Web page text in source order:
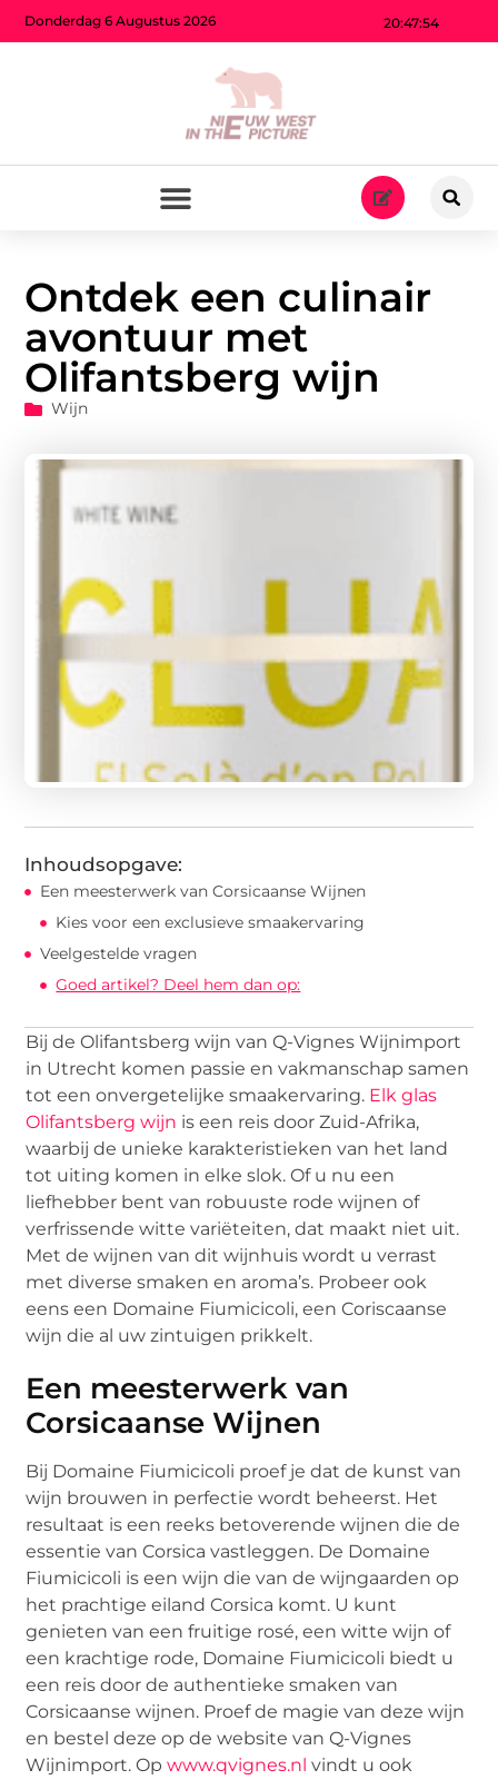
20:47:54
Donderdag 6 Augustus 2026
Ontdek een culinair
avontuur met
Olifantsberg wijn
Wijn
Inhoudsopgave:
Een meesterwerk van Corsicaanse Wijnen
Kies voor een exclusieve smaakervaring
Veelgestelde vragen
Goed artikel? Deel hem dan op:
Bij de Olifantsberg wijn van Q-Vignes Wijnimport
in Utrecht komen passie en vakmanschap samen
tot een onvergetelijke smaakervaring. Elk glas
Olifantsberg wijn is een reis door Zuid-Afrika,
waarbij de unieke karakteristieken van het land
tot uiting komen in elke slok. Of u nu een
liefhebber bent van robuuste rode wijnen of
verfrissende witte variëteiten, dat maakt niet uit.
Met de wijnen van dit wijnhuis wordt u verrast
met diverse smaken en aroma’s. Probeer ook
eens een Domaine Fiumicicoli, een Coriscaanse
wijn die al uw zintuigen prikkelt.
Een meesterwerk van
Corsicaanse Wijnen
Bij Domaine Fiumicicoli proef je dat de kunst van
wijn brouwen in perfectie wordt beheerst. Het
resultaat is een reeks betoverende wijnen die de
essentie van Corsica vastleggen. De Domaine
Fiumicicoli is een wijn die van de wijngaarden op
het prachtige eiland Corsica komt. U kunt
genieten van een fruitige rosé, een witte wijn of
een krachtige rode, Domaine Fiumicicoli biedt u
een reis door de authentieke smaken van
Corsicaanse wijnen. Proef de magie van deze wijn
en bestel deze op de website van Q-Vignes
Wijnimport. Opwww.qvignes.nl vindt u ook